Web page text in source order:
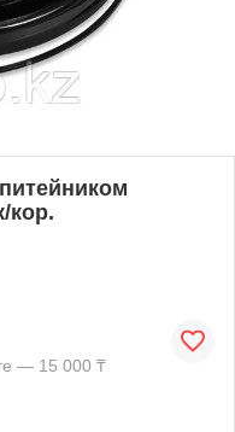
кор.
— 15 000 ₸